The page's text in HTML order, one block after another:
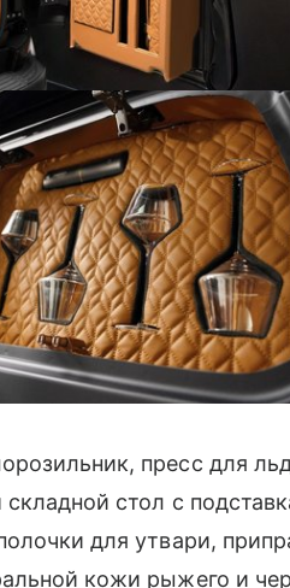
пресс для
стол с
для утвари,
кожи рыжего и